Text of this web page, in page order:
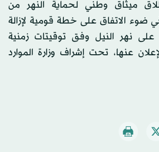
ميثاق وطني لحماية النهر من
ضوء الاتفاق على خطة قومية لإزالة
على نهر النيل وفق توقيتات زمنية
عنها، تحت إشراف وزارة الموارد